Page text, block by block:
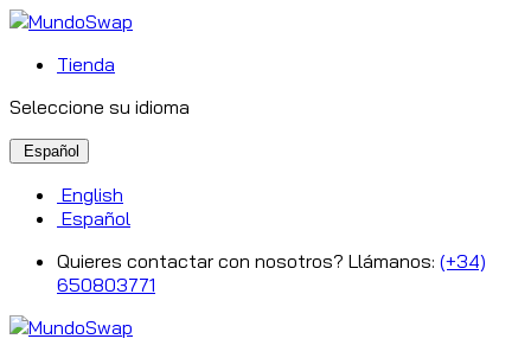
Tienda
Seleccione su idioma
Español
English
Español
Quieres contactar con nosotros? Llámanos: (+34)
650803771